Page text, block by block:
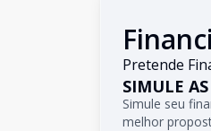
Pretende
SIMULE
Simule seu
melhor